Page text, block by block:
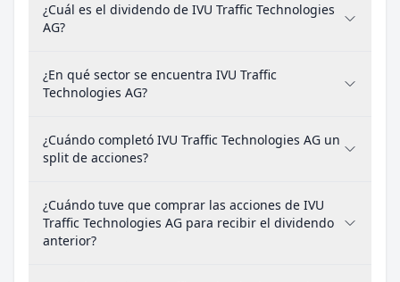
¿Cuál es el dividendo de IVU Traffic Technologies
AG?
¿En qué sector se encuentra IVU Traffic
Technologies AG?
¿Cuándo completó IVU Traffic Technologies AG un
split de acciones?
¿Cuándo tuve que comprar las acciones de IVU
Traffic Technologies AG para recibir el dividendo
anterior?